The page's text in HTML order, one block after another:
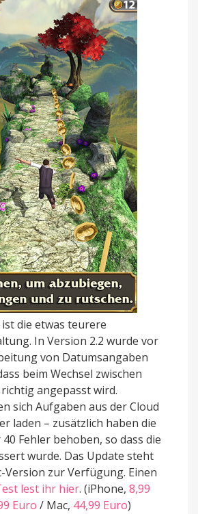
die etwas teurere
In Version 2.2 wurde vor
von Datumsangaben
beim Wechsel zwischen
angepasst wird.
sich Aufgaben aus der Cloud
laden – zusätzlich haben die
Fehler behoben, so dass die
wurde. Das Update steht
Version zur Verfügung. Einen
lest ihr hier. (iPhone, 8,99
Euro / Mac, 44,99 Euro)